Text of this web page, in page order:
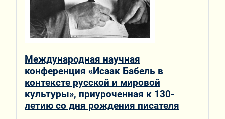
Международная научная
конференция «Исаак Бабель в
контексте русской и мировой
культуры», приуроченная к 130-
летию со дня рождения писателя